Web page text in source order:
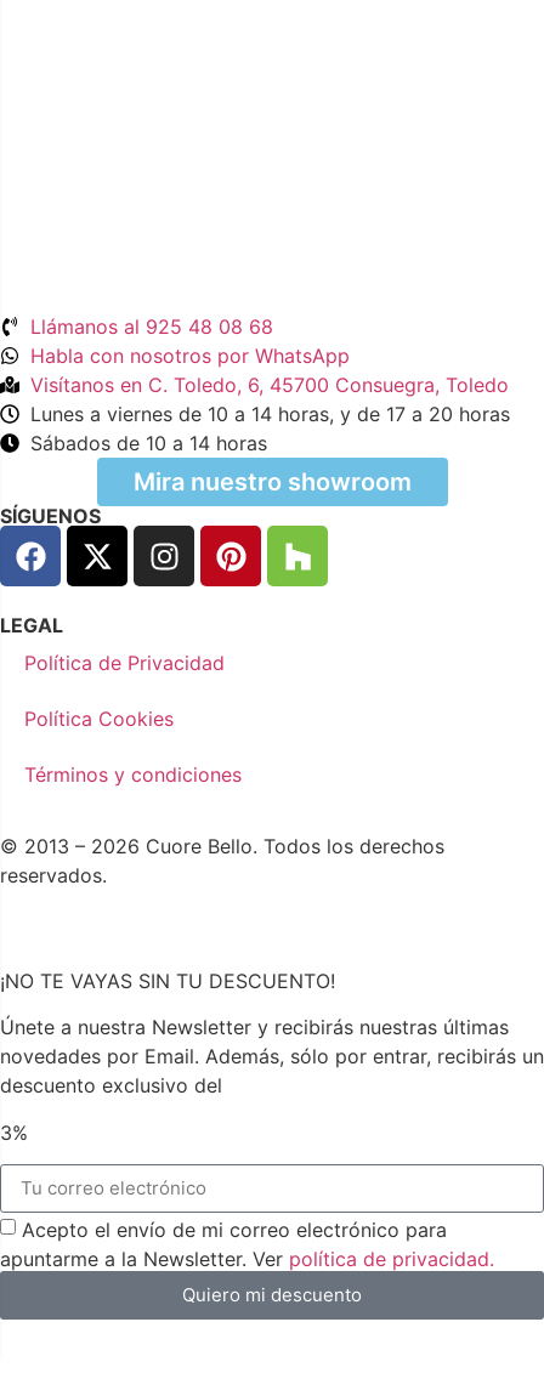
Llámanos al 925 48 08 68
Habla con nosotros por WhatsApp
Visítanos en C. Toledo, 6, 45700 Consuegra, Toledo
Lunes a viernes de 10 a 14 horas, y de 17 a 20 horas
Sábados de 10 a 14 horas
Mira nuestro showroom
SÍGUENOS
LEGAL
Política de Privacidad
Política Cookies
Términos y condiciones
© 2013 – 2026 Cuore Bello. Todos los derechos
reservados.
¡NO TE VAYAS SIN TU DESCUENTO!
Únete a nuestra Newsletter y recibirás nuestras últimas
novedades por Email. Además, sólo por entrar, recibirás un
descuento exclusivo del
3%
Acepto el envío de mi correo electrónico para
apuntarme a la Newsletter. Ver política de privacidad.
Quiero mi descuento